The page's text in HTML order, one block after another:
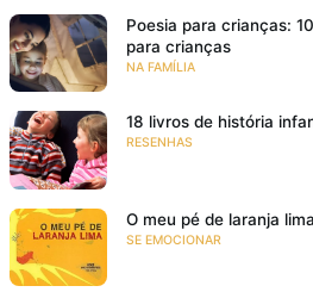
Poesia para crianças:
para crianças
NA FAMÍLIA
18 livros de história
RESENHAS
O meu pé de laranja lima
SE EMOCIONAR